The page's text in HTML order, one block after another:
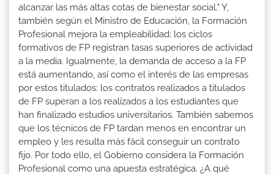
alcanzar las más altas cotas de bienestar social." Y,
también según el Ministro de Educación, la Formación
Profesional mejora la empleabilidad: los ciclos
formativos de FP registran tasas superiores de actividad
a la media. Igualmente, la demanda de acceso a la FP
está aumentando, así como el interés de las empresas
por estos titulados: los contratos realizados a titulados
de FP superan a los realizados a los estudiantes que
han finalizado estudios universitarios. También sabemos
que los técnicos de FP tardan menos en encontrar un
empleo y les resulta más fácil conseguir un contrato
fijo. Por todo ello, el Gobierno considera la Formación
Profesional como una apuesta estratégica. ¿A qué